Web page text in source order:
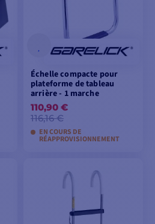
Échelle compacte pour
plateforme de tableau
arrière - 1 marche
110,90 €
116,16 €
EN COURS DE
RÉAPPROVISIONNEMENT
AJOUTER AU